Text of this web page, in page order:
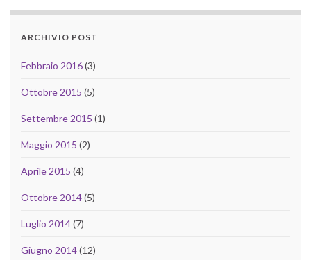
ARCHIVIO POST
Febbraio 2016(3)
Ottobre 2015 (5)
Settembre 2015 (1)
Maggio 2015 (2)
Aprile 2015 (4)
Ottobre 2014(5)
Luglio 2014(7)
Giugno 2014(12)